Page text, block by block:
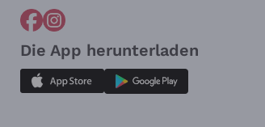
Die App herunterladen